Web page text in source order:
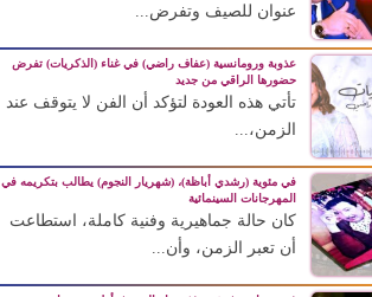
عنوان للصيف وتفرض...
عذوبة ورومانسية (عفاف راضي) في غناء (الذكريات) تفرض
حضورها الراقي من جديد
تأتي هذه العودة لتؤكد أن الفن لا يتوقف عند
الزمن،...
في مئوية (رشدي أباظة)، (شهريار النجوم) يطالب بتكريمه في
المهرجانات السينمائية
كان حالة جماهيرية وفنية كاملة، استطاعت
أن تعبر الزمن، وأن...